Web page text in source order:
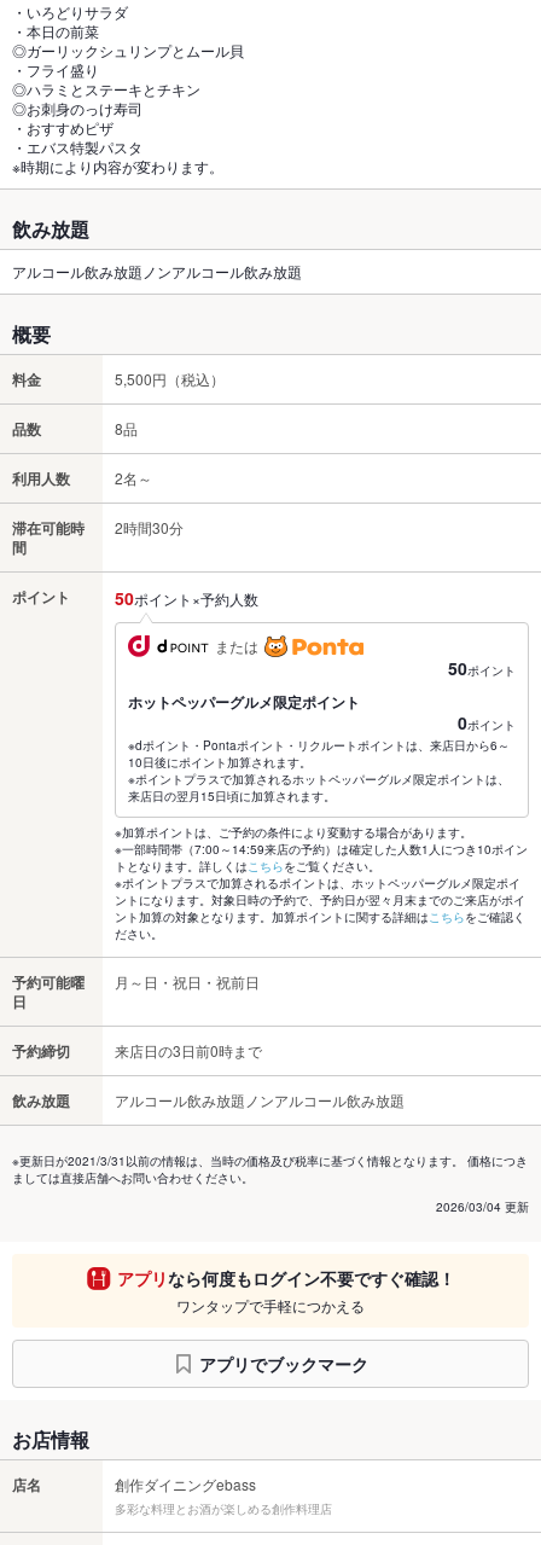
・いろどりサラダ
・本日の前菜
◎ガーリックシュリンプとムール貝
・フライ盛り
◎ハラミとステーキとチキン
◎お刺身のっけ寿司
・おすすめピザ
・エバス特製パスタ
※時期により内容が変わります。
飲み放題
アルコール飲み放題ノンアルコール飲み放題
概要
料金 5,500円（税込）
品数 8品
利用人数 2名～
滞在可能時
間
2時間30分
ポイント 50ポイント×予約人数
または
50ポイント
ホットペッパーグルメ限定ポイント
0ポイント
※dポイント・Pontaポイント・リクルートポイントは、来店日から6～
10日後にポイント加算されます。
※ポイントプラスで加算されるホットペッパーグルメ限定ポイントは、
来店日の翌月15日頃に加算されます。
※加算ポイントは、ご予約の条件により変動する場合があります。
※一部時間帯（7:00～14:59来店の予約）は確定した人数1人につき10ポイン
トとなります。詳しくはこちらをご覧ください。
※ポイントプラスで加算されるポイントは、ホットペッパーグルメ限定ポイ
ントになります。対象日時の予約で、予約日が翌々月末までのご来店がポイ
ント加算の対象となります。加算ポイントに関する詳細はこちらをご確認く
ださい。
予約可能曜
日
月～日・祝日・祝前日
予約締切 来店日の3日前0時まで
飲み放題 アルコール飲み放題ノンアルコール飲み放題
※更新日が2021/3/31以前の情報は、当時の価格及び税率に基づく情報となります。 価格につき
ましては直接店舗へお問い合わせください。
2026/03/04 更新
アプリなら何度もログイン不要ですぐ確認！
ワンタップで手軽につかえる
アプリでブックマーク
お店情報
店名 創作ダイニングebass
多彩な料理とお酒が楽しめる創作料理店